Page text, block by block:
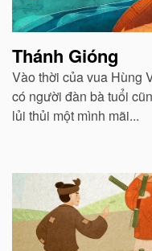
Thánh Gióng
Vào thời của vua Hùng
có người đàn bà tuổi
lủi thủi một mình mãi...